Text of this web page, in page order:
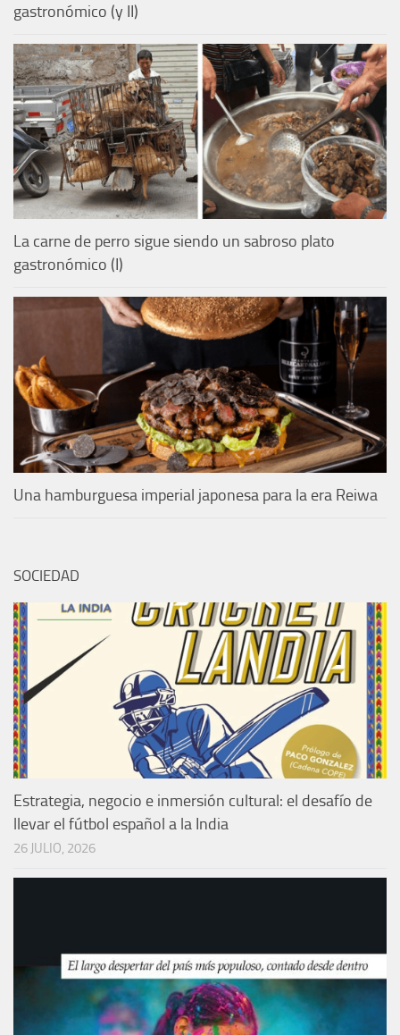
gastronómico (y II)
La carne de perro sigue siendo un sabroso plato
gastronómico (I)
Una hamburguesa imperial japonesa para la era Reiwa
SOCIEDAD
Estrategia, negocio e inmersión cultural: el desafío de
llevar el fútbol español a la India
26 JULIO, 2026